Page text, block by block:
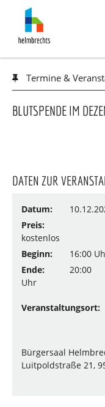
main
content
Termine &
BLUTSPENDE IM
DATEN ZUR
Datum:
Preis:
kostenlos
Beginn:
16:00
Ende:
20:00
Uhr
Veranstaltungsort:
Bürgersaal
Luitpoldstraße 21,